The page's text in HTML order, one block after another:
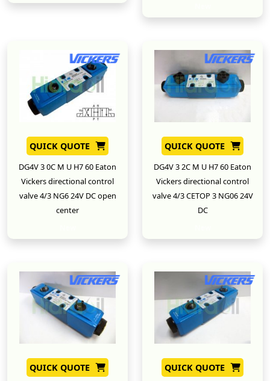
QUICK QUOTE
DG4V 3 0C M U H7 60 Eaton
Vickers directional control
valve 4/3 NG6 24V DC open
center
QUICK QUOTE
DG4V 3 2C M U H7 60 Eaton
Vickers directional control
valve 4/3 CETOP 3 NG06 24V
DC
QUICK QUOTE QUICK QUOTE